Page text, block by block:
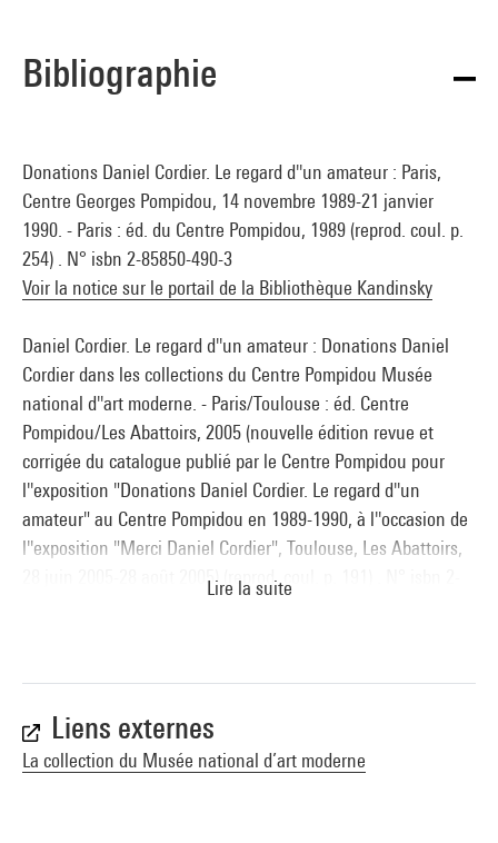
Bibliographie
Donations Daniel Cordier. Le regard d''un amateur : Paris,
Centre Georges Pompidou, 14 novembre 1989-21 janvier
1990. - Paris : éd. du Centre Pompidou, 1989 (reprod. coul. p.
254) . N° isbn 2-85850-490-3
Voir la notice sur le portail de la Bibliothèque Kandinsky
Daniel Cordier. Le regard d''un amateur : Donations Daniel
Cordier dans les collections du Centre Pompidou Musée
national d''art moderne. - Paris/Toulouse : éd. Centre
Pompidou/Les Abattoirs, 2005 (nouvelle édition revue et
corrigée du catalogue publié par le Centre Pompidou pour
l''exposition "Donations Daniel Cordier. Le regard d''un
amateur" au Centre Pompidou en 1989-1990, à l''occasion de
l''exposition "Merci Daniel Cordier", Toulouse, Les Abattoirs,
28 juin 2005-28 août 2005) (reprod. coul. p. 191) . N° isbn 2-
Lire la suite
Liens externes
La collection du Musée national d’art moderne